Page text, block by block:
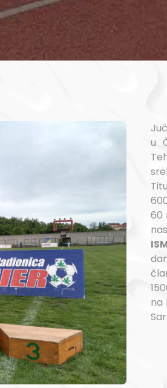
u
60
na